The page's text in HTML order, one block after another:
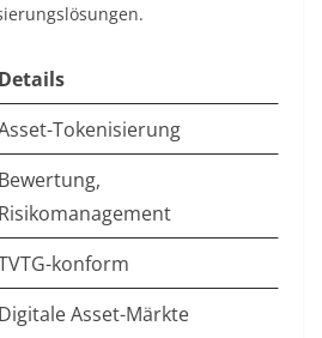
Details
Tokenisierung
Bewertung,
Risikomanagement
konform
Digitale Asset-Märkte